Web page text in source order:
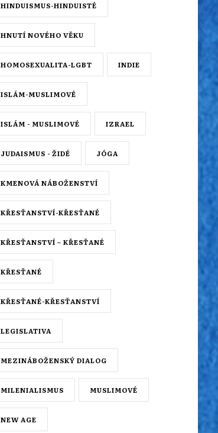
HINDUISMUS-HINDUISTÉ
HNUTÍ NOVÉHO VĚKU
HOMOSEXUALITA-LGBT INDIE
ISLÁM-MUSLIMOVÉ
ISLÁM - MUSLIMOVÉ IZRAEL
JUDAISMUS - ŽIDÉ JÓGA
KMENOVÁ NÁBOŽENSTVÍ
KŘESŤANSTVÍ-KŘESŤANÉ
KŘESŤANSTVÍ – KŘESŤANÉ
KŘESŤANÉ
KŘESŤANÉ-KŘESŤANSTVÍ
LEGISLATIVA
MEZINÁBOŽENSKÝ DIALOG
MILENIALISMUS MUSLIMOVÉ
NEW AGE